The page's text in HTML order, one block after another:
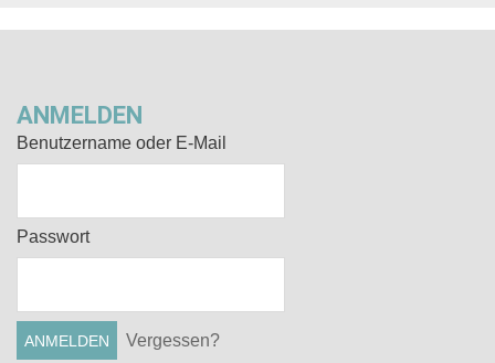
ANMELDEN
Benutzername oder E-Mail
Passwort
Vergessen?